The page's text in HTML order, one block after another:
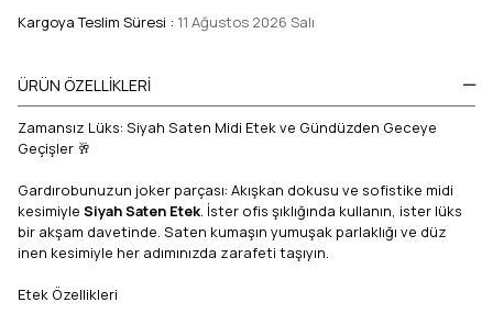
Kargoya Teslim Süresi : 11 Ağustos 2026 Salı
ÜRÜN ÖZELLIKLERI
Zamansız Lüks: Siyah Saten Midi Etek ve Gündüzden Geceye
Geçişler 🥂
Gardırobunuzun joker parçası: Akışkan dokusu ve sofistike midi
kesimiyle Siyah Saten Etek. İster ofis şıklığında kullanın, ister lüks
bir akşam davetinde. Saten kumaşın yumuşak parlaklığı ve düz
inen kesimiyle her adımınızda zarafeti taşıyın.
Etek Özellikleri